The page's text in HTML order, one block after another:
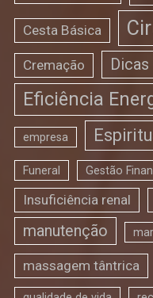
Cesta Básica
Cremação Dicas
Eficiência
empresa
Funeral Gestão
Insuficiência renal
manutenção
massagem tântrica